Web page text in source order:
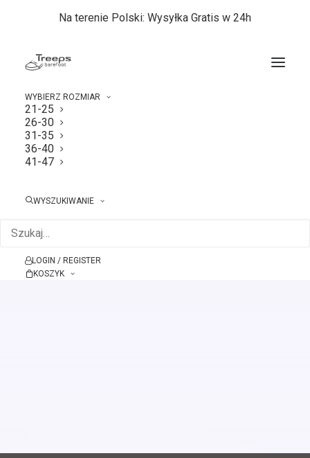
Na terenie Polski: Wysyłka Gratis w 24h
WYBIERZ ROZMIAR
21-25
26-30
31-35
36-40
41-47
WYSZUKIWANIE
LOGIN / REGISTER
KOSZYK
Nic nie znaleziono